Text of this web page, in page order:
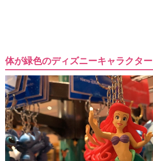
体が緑色のディズニーキャラクター